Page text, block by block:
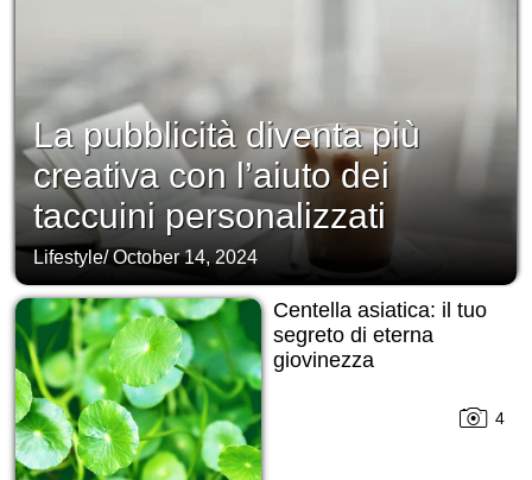
La pubblicità diventa più
creativa con l’aiuto dei
taccuini personalizzati
Lifestyle/October 14, 2024
Centella asiatica: il tuo
segreto di eterna
giovinezza
4